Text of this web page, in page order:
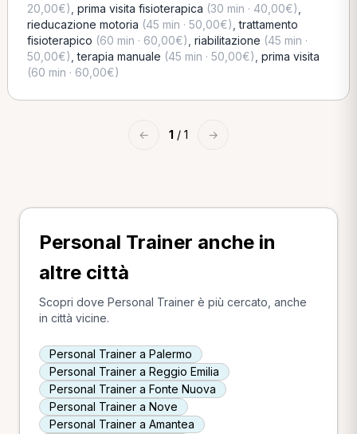
20,00€) prima visita fisioterapica (30 min · 40,00€)
rieducazione motoria (45 min · 50,00€) ,trattamento
fisioterapico (60 min · 60,00€) riabilitazione (45 min ·
50,00€) ,terapia manuale (45 min · 50,00€) prima visita
(60 min · 60,00€)
← 1 / 1 →
Personal Trainer anche in
altre città
Scopri dove Personal Trainer è più cercato, anche
in città vicine.
Personal Trainer a Palermo
Personal Trainer a Reggio Emilia
Personal Trainer a Fonte Nuova
Personal Trainer a Nove
Personal Trainer a Amantea